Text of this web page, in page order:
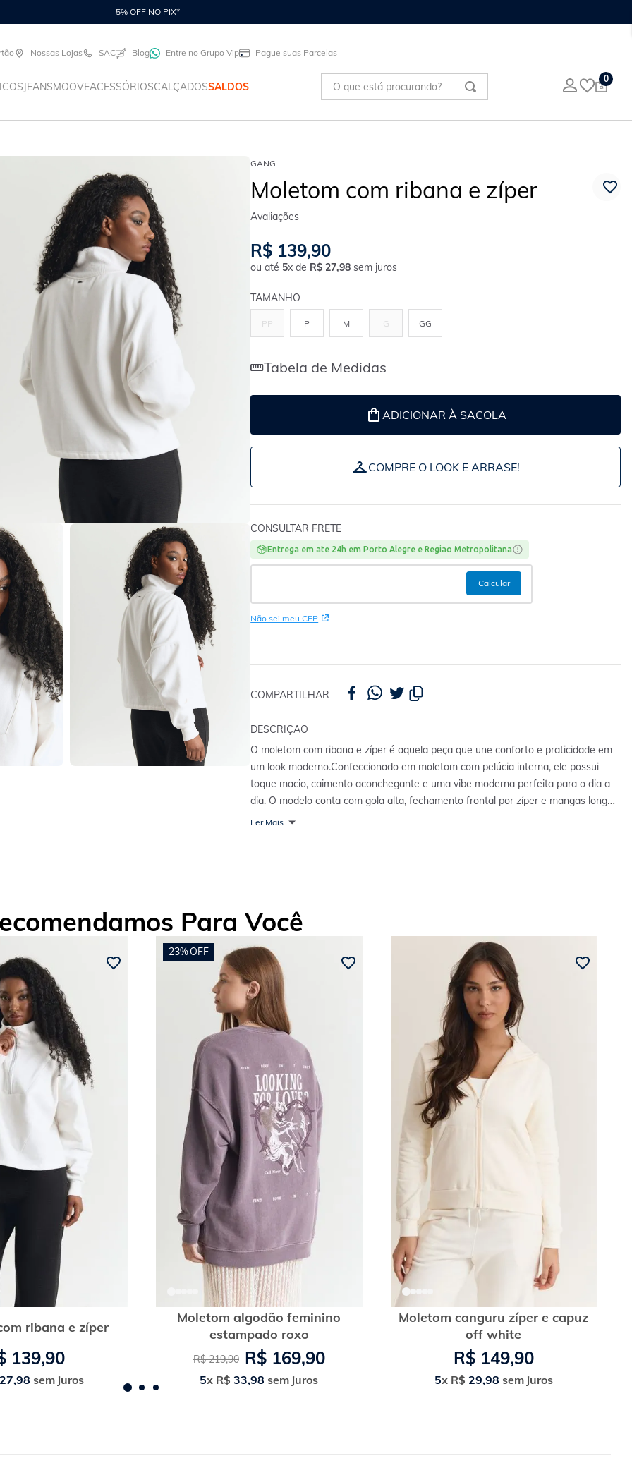
5% OFF NO PIX*
Nossas Lojas SAC Blog Entre no Grupo Vip Pague suas Parcelas
JEANSMOOVEACESSÓRIOSCALÇADOSSALDOS
O que está procurando? 0
GANG
Moletom com ribana e zíper
R$ 139,90
ou até 5x de R$ 27,98 sem juros
TAMANHO
PP P M G GG
Tabela de Medidas
ADICIONAR À SACOLA
COMPRE O LOOK E ARRASE!
CONSULTAR FRETE
Entrega em ate 24h em Porto Alegre e Regiao Metropolitana
Não sei meu CEP
COMPARTILHAR
DESCRIÇÃO
O moletom com ribana e zíper é aquela peça que une conforto e praticidade em
um look moderno.Confeccionado em moletom com pelúcia interna, ele possui
toque macio, caimento aconchegante e uma vibe moderna perfeita para o dia a
dia. O modelo conta com gola alta, fechamento frontal por zíper e mangas longas
com punho, garantindo praticidade e estilo em qualquer produção.
Ler Mais
Para Você
ribana e zíper
139,90
,98 sem juros
23%OFF
Moletom algodão feminino
estampado roxo
R$ 219,90 R$ 169,90
5x R$ 33,98 sem juros
Moletom canguru zíper e capuz
off white
R$ 149,90
5x R$ 29,98 sem juros